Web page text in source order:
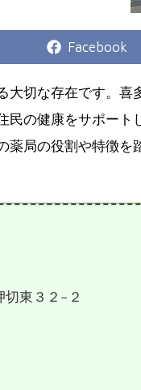
Share
Facebook
大切な存在です。
民の健康をサポー
薬局の役割や特徴
東３２−２